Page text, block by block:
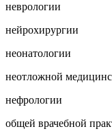
неврологии
нейрохирургии
неонатологии
неотложной
нефрологии
общей врачебной